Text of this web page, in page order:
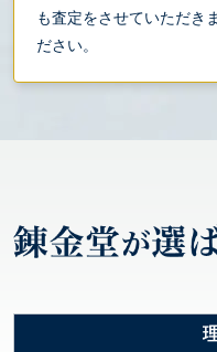
も査定をさせていただき
ださい。